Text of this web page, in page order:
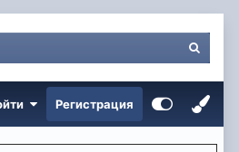
Регистрация